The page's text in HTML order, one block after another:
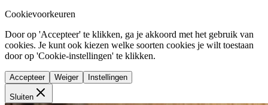
Cookievoorkeuren
Door op 'Accepteer' te klikken, ga je akkoord met het gebruik van
cookies. Je kunt ook kiezen welke soorten cookies je wilt toestaan
door op 'Cookie-instellingen' te klikken.
Accepteer Weiger Instellingen
Sluiten